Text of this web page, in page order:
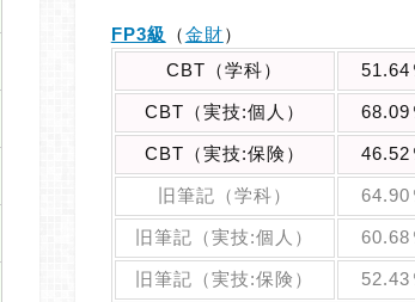
FP3級 （金財）
CBT（学科）
51.64
CBT（実技:個人） 68.09
CBT（実技:保険） 46.52
旧筆記（学科） 64.90
旧筆記（実技:個人） 60.68
旧筆記（実技:保険） 52.43